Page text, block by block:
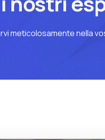
meticolosamente nella